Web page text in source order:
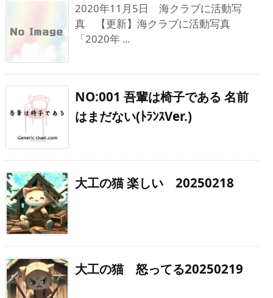
2020年11月5日 海クラブに活動写
真 【更新】海クラブに活動写真
「2020年 ...
NO:001 吾輩は椅子である 名前
はまだない(ﾄﾗﾝｽVer.)
大工の猫 楽しい 20250218
大工の猫 怒ってる20250219